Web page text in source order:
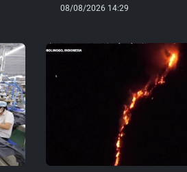
08/08/2026 14:29